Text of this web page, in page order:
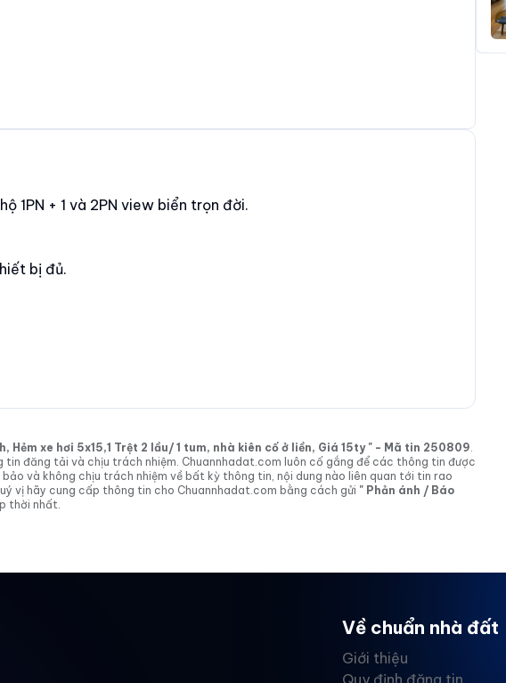
1PN + 1 và 2PN view biển trọn đời.
bị đủ.
Hẻm xe hơi 5x15,1 Trệt 2 lầu/ 1 tum, nhà kiên cố ở liền, Giá 15ty " - Mã tin 250809.
tin đăng tải và chịu trách nhiệm. Chuannhadat.com luôn cố gắng để các thông tin được
và không chịu trách nhiệm về bất kỳ thông tin, nội dung nào liên quan tới tin rao
vị hãy cung cấp thông tin cho Chuannhadat.com bằng cách gửi " Phản ánh / Báo
thời nhất.
Về chuẩn nhà đất
Giới thiệu
Quy định đăng tin